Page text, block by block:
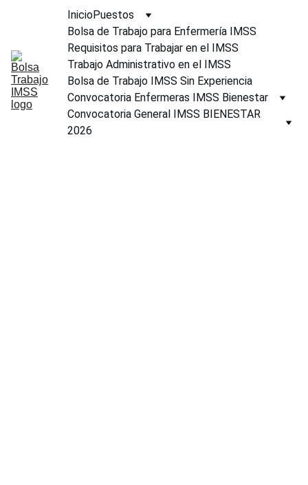
InicioPuestos
Bolsa de Trabajo para Enfermería IMSS
Requisitos para Trabajar en el IMSS
Trabajo Administrativo en el IMSS
Bolsa de Trabajo IMSS Sin Experiencia
Convocatoria Enfermeras IMSS Bienestar
Convocatoria General IMSS BIENESTAR
2026